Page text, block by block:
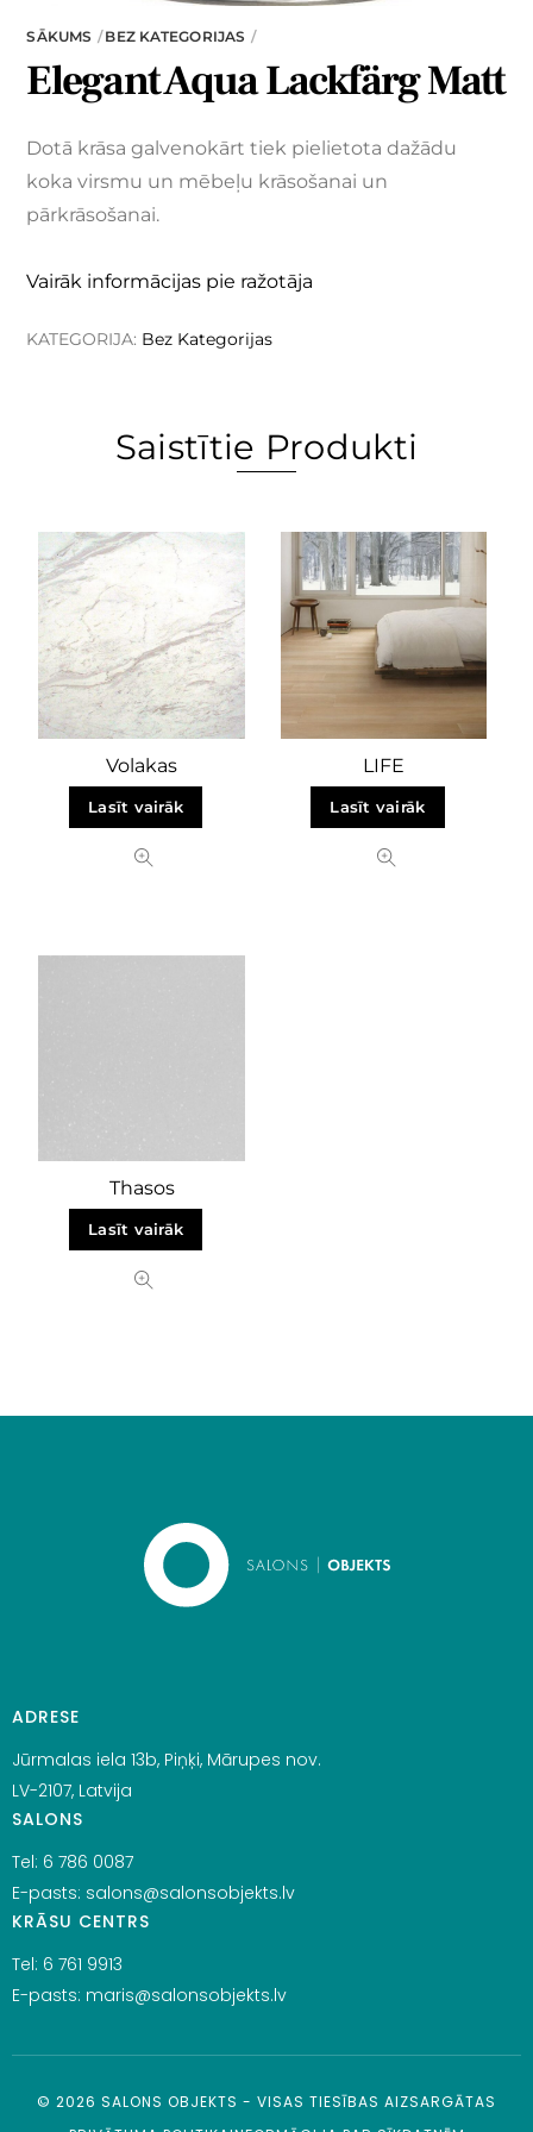
SĀKUMS BEZ KATEGORIJAS
Elegant Aqua Lackfärg Matt
Dotā krāsa galvenokārt tiek pielietota dažādu
koka virsmu un mēbeļu krāsošanai un
pārkrāsošanai.
Vairāk informācijas pie ražotāja
KATEGORIJA: Bez Kategorijas
Saistītie Produkti
Volakas
Lasīt vairāk
LIFE
Lasīt vairāk
Thasos
Lasīt vairāk
ADRESE
Jūrmalas iela 13b, Piņķi, Mārupes nov.
LV-2107, Latvija
SALONS
Tel: 6 786 0087
E-pasts: salons@salonsobjekts.lv
KRĀSU CENTRS
Tel: 6 761 9913
E-pasts: maris@salonsobjekts.lv
© 2026 SALONS OBJEKTS - VISAS TIESĪBAS AIZSARGĀTAS